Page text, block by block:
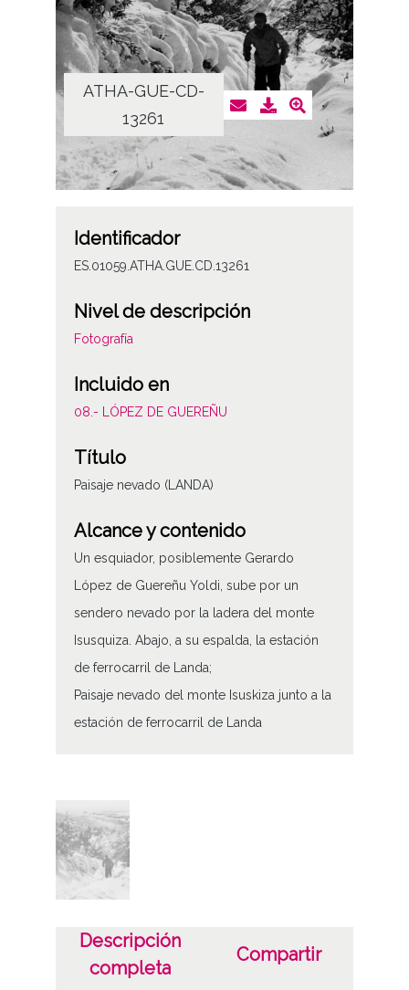
ATHA-GUE-CD-
13261
Identificador
ES.01059.ATHA.GUE.CD.13261
Nivel de descripción
Fotografía
Incluido en
08.- LÓPEZ DE GUEREÑU
Título
Paisaje nevado (LANDA)
Alcance y contenido
Un esquiador, posiblemente Gerardo
López de Guereñu Yoldi, sube por un
sendero nevado por la ladera del monte
Isusquiza. Abajo, a su espalda, la estación
de ferrocarril de Landa;
Paisaje nevado del monte Isuskiza junto a la
estación de ferrocarril de Landa
Características del soporte
Tipo de imagen: Positivos Imagen Final:
Plata;
Fecha
Descripción
completa
Compartir